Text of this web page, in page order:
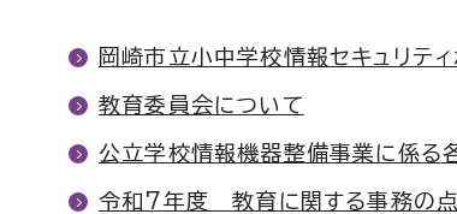
岡崎市立小中学校情報セキュリティ
教育委員会について
公立学校情報機器整備事業に係る
令和7年度 教育に関する事務の点